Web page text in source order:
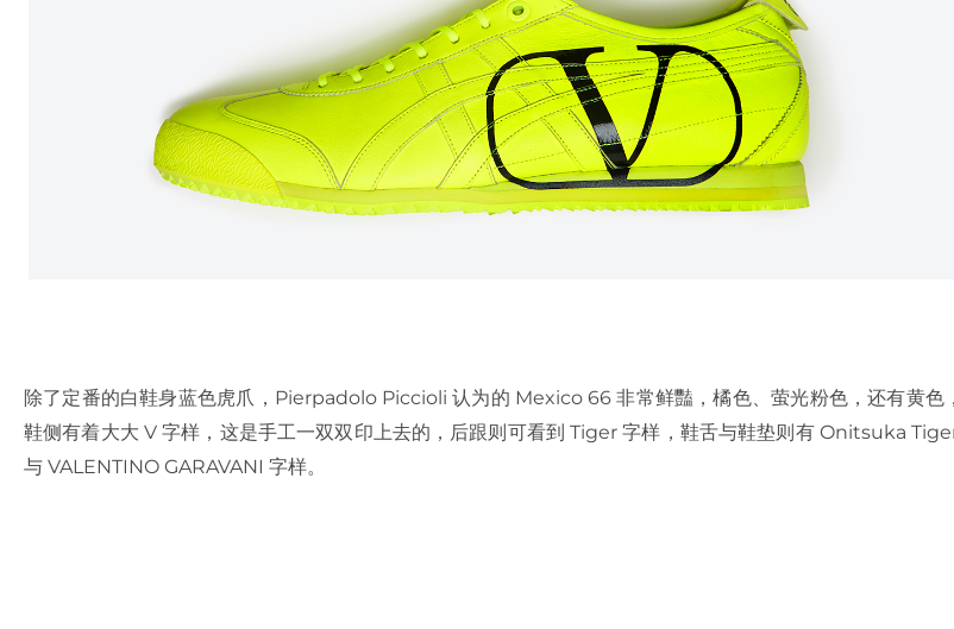
除了定番的白鞋身蓝色虎爪，Pierpadolo Piccioli 认为的 Mexico 66 非常鲜豔，橘色、萤光粉色，还有黄色，
鞋侧有着大大 V 字样，这是手工一双双印上去的，后跟则可看到 Tiger 字样，鞋舌与鞋垫则有 Onitsuka
与 VALENTINO GARAVANI 字样。